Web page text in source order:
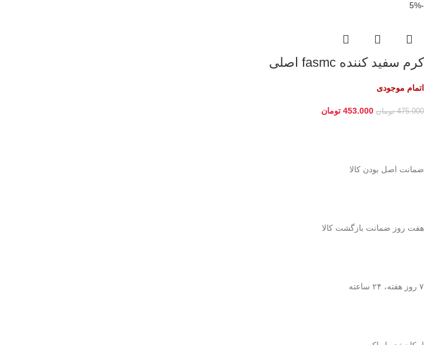
-5%
کرم سفید کننده fasmc اصلی
اتمام موجودی
475.000 تومان 453.000 تومان
ﺿﻤﺎﻧﺖ اﺻﻞ ﺑﻮدن ﮐﺎﻟﺎ
هفت روز ضمانت بازگشت کالا
۷ روز ﻫﻔﺘﻪ، ۲۴ ﺳﺎﻋﺘﻪ